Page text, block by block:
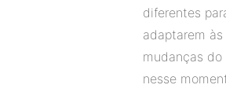
diferentes
adaptarem
mudanças do
nesse